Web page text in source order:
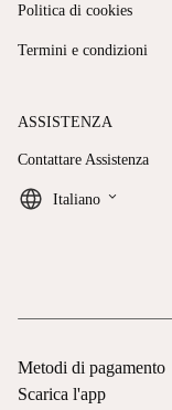
Politica di cookies
Termini e condizioni
ASSISTENZA
Contattare Assistenza
Italiano keyboard_arrow_down
Metodi di pagamento
Scarica l'app